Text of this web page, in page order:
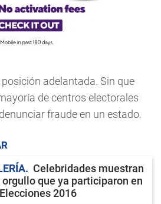
adelantada. Sin que
de centros electorales
fraude en un estado.
Celebridades muestran
orgullo que ya participaron en
2016